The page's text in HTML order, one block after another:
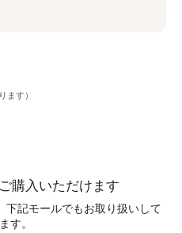
ます）
購入いただけます
下記モールでもお取り扱いして
す。